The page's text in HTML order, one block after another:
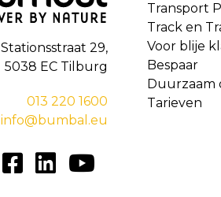
Stationsstraat 29,
5038 EC Tilburg
013 220 1600
info@bumbal.eu
Transport
Track en
Voor blije
Bespaar
Duurzaam
Tarieven